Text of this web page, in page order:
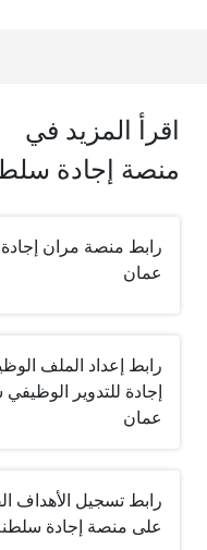
اقرأ المزيد في
منصة إجادة
رابط منصة مران
عمان
رابط إعداد الملف
إجادة للتدوير
عمان
رابط تسجيل الأهداف
على منصة إجادة